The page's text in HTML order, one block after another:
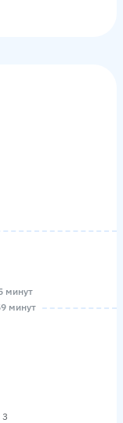
минут
минут
3